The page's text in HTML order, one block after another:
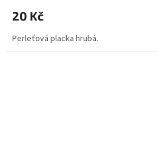
20 Kč
Perleťová placka hrubá.